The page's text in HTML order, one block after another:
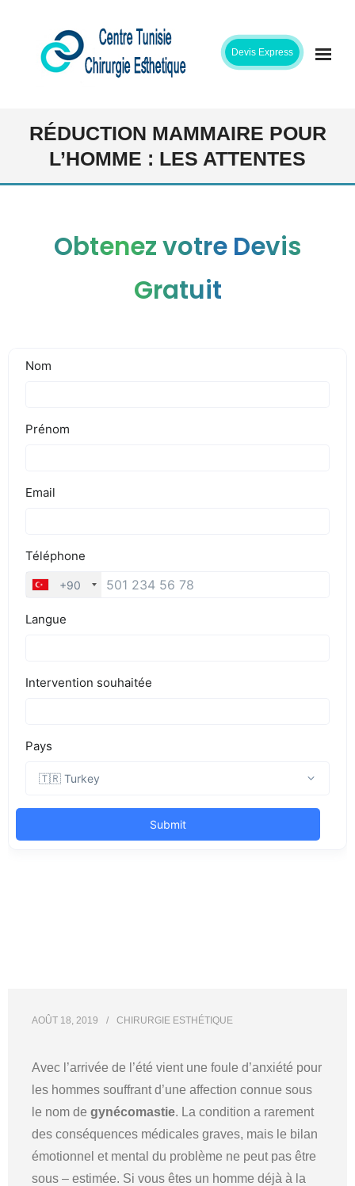
Devis Express
ACCUEIL
CLINIQUE
CHIRURGIENS
ETAPES SEJOUR
BLOG
RÉDUCTION MAMMAIRE POUR
L’HOMME : LES ATTENTES
Obtenez votre Devis
Gratuit
AOÛT 18, 2019 CHIRURGIE ESTHÉTIQUE
Avec l’arrivée de l’été vient une foule d’anxiété pour
les hommes souffrant d’une affection connue sous
le nom de gynécomastie. La condition a rarement
des conséquences médicales graves, mais le bilan
émotionnel et mental du problème ne peut pas être
sous – estimée. Si vous êtes un homme déjà à la